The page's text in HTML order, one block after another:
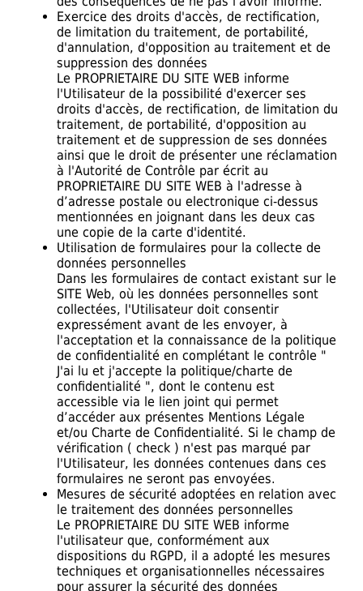
Exercice des droits d'accès, de rectification,
de limitation du traitement, de portabilité,
d'annulation, d'opposition au traitement et de
suppression des données
Le PROPRIETAIRE DU SITE WEB informe
l'Utilisateur de la possibilité d'exercer ses
droits d'accès, de rectification, de limitation du
traitement, de portabilité, d'opposition au
traitement et de suppression de ses données
ainsi que le droit de présenter une réclamation
à l'Autorité de Contrôle par écrit au
PROPRIETAIRE DU SITE WEB à l'adresse à
d’adresse postale ou electronique ci-dessus
mentionnées en joignant dans les deux cas
une copie de la carte d'identité.
Utilisation de formulaires pour la collecte de
données personnelles
Dans les formulaires de contact existant sur le
SITE Web, où les données personnelles sont
collectées, l'Utilisateur doit consentir
expressément avant de les envoyer, à
l'acceptation et la connaissance de la politique
de confidentialité en complétant le contrôle "
J'ai lu et j'accepte la politique/charte de
confidentialité ", dont le contenu est
accessible via le lien joint qui permet
d’accéder aux présentes Mentions Légale
et/ou Charte de Confidentialité. Si le champ de
vérification ( check ) n'est pas marqué par
l'Utilisateur, les données contenues dans ces
formulaires ne seront pas envoyées.
Mesures de sécurité adoptées en relation avec
le traitement des données personnelles
Le PROPRIETAIRE DU SITE WEB informe
l'utilisateur que, conformément aux
dispositions du RGPD, il a adopté les mesures
techniques et organisationnelles nécessaires
pour assurer la sécurité des données